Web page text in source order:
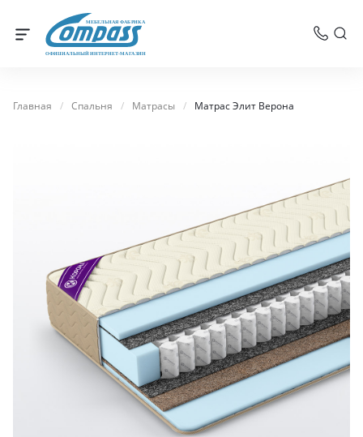
МЕБЕЛЬНАЯ ФАБРИКА
ОФИЦИАЛЬНЫЙ ИНТЕРНЕТ-МАГАЗИН
Главная / Спальня / Матрасы / Матрас Элит Верона